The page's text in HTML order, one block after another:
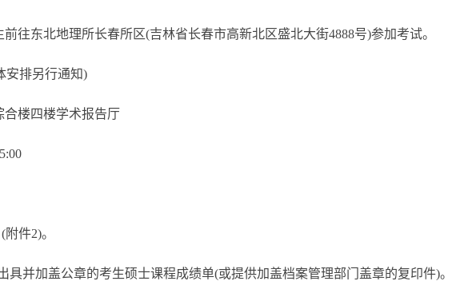
东北地理所长春所区(吉林省长春市高新北区盛北大街4888号)参加考试。
排另行通知)
楼四楼学术报告厅
件2)。
并加盖公章的考生硕士课程成绩单(或提供加盖档案管理部门盖章的复印件)。